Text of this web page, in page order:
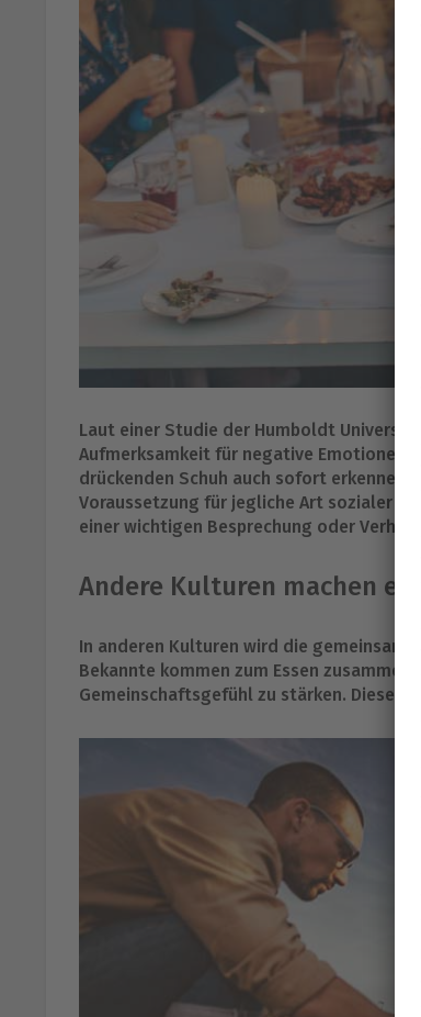
Laut einer Studie der Humboldt
Aufmerksamkeit für negative Emotionen
drückenden Schuh auch sofort erkennen
Voraussetzung für jegliche Art sozialer
einer wichtigen Besprechung oder
Andere Kulturen machen es
In anderen Kulturen wird die
Bekannte kommen zum Essen
Gemeinschaftsgefühl zu stärken. Dieses